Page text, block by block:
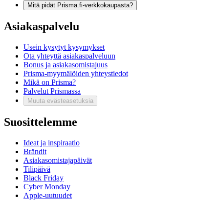
Mitä pidät Prisma.fi-verkkokaupasta?
Asiakaspalvelu
Usein kysytyt kysymykset
Ota yhteyttä asiakaspalveluun
Bonus ja asiakasomistajuus
Prisma-myymälöiden yhteystiedot
Mikä on Prisma?
Palvelut Prismassa
Muuta evästeasetuksia
Suosittelemme
Ideat ja inspiraatio
Brändit
Asiakasomistajapäivät
Tilipäivä
Black Friday
Cyber Monday
Apple-uutuudet